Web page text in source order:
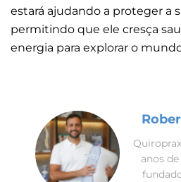
estará ajudando a proteger a
permitindo que ele cresça
energia para explorar o
anos